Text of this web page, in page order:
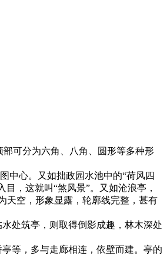
可分为六角、八角、圆形等多种形
中心。又如拙政园水池中的“荷风四
，这就叫“煞风景”。又如沧浪亭，
天空，形象显露，轮廓线完整，甚有
处筑亭，则取得倒影成趣，林木深处
等，多与走廊相连，依壁而建。亭的